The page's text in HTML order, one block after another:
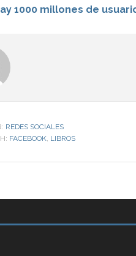
1000 millones de
REDES SOCIALES
FACEBOOK, LIBROS